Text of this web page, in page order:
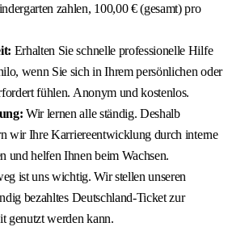
zahlen, 100,00 € (gesamt) pro
Erhalten Sie schnelle professionelle Hilfe
wenn Sie sich in Ihrem persönlichen oder
fühlen. Anonym und kostenlos.
Wir lernen alle ständig. Deshalb
wir Ihre Karriereentwicklung durch interne
und helfen Ihnen beim Wachsen.
ist uns wichtig. Wir stellen unseren
bezahltes Deutschland-Ticket zur
genutzt werden kann.